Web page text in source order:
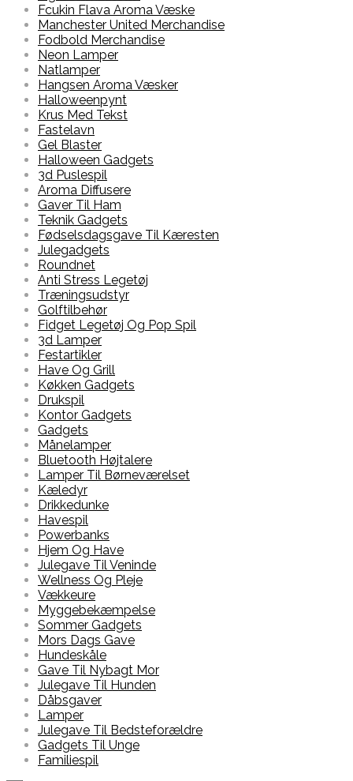
Fcukin Flava Aroma Væske
Manchester United Merchandise
Fodbold Merchandise
Neon Lamper
Natlamper
Hangsen Aroma Væsker
Halloweenpynt
Krus Med Tekst
Fastelavn
Gel Blaster
Halloween Gadgets
3d Puslespil
Aroma Diffusere
Gaver Til Ham
Teknik Gadgets
Fødselsdagsgave Til Kæresten
Julegadgets
Roundnet
Anti Stress Legetøj
Træningsudstyr
Golftilbehør
Fidget Legetøj Og Pop Spil
3d Lamper
Festartikler
Have Og Grill
Køkken Gadgets
Drukspil
Kontor Gadgets
Gadgets
Månelamper
Bluetooth Højtalere
Lamper Til Børneværelset
Kæledyr
Drikkedunke
Havespil
Powerbanks
Hjem Og Have
Julegave Til Veninde
Wellness Og Pleje
Vækkeure
Myggebekæmpelse
Sommer Gadgets
Mors Dags Gave
Hundeskåle
Gave Til Nybagt Mor
Julegave Til Hunden
Dåbsgaver
Lamper
Julegave Til Bedsteforældre
Gadgets Til Unge
Familiespil